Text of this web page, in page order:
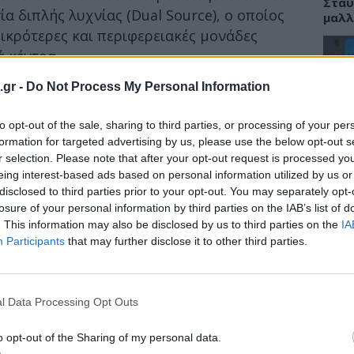
- Do Not Process My Personal Information
opt-out of the sale, sharing to third parties, or processing of your
for targeted advertising by us, please use the below opt-out
selection. Please note that after your opt-out request is processed
interest-based ads based on personal information utilized by us
to third parties prior to your opt-out. You may separately
of your personal information by third parties on the IAB’s list of
This information may also be disclosed by us to third parties on the
Participants that may further disclose it to other third parties.
Data Processing Opt Outs
opt-out of the Sharing of my personal data.
διπλής λυχνίας (Dual Source), ο οποίος
και περιφερειακές μονάδες
κέντρα.
σε σχέση με άλλα συστήματα
σύστημα ψύξης και στην
λειτουργικού κόστους του, το
πρώτη φορά ένα από τα βασικά εμπόδια
λυχνίας – η οποία αποτελεί
Healthineers.